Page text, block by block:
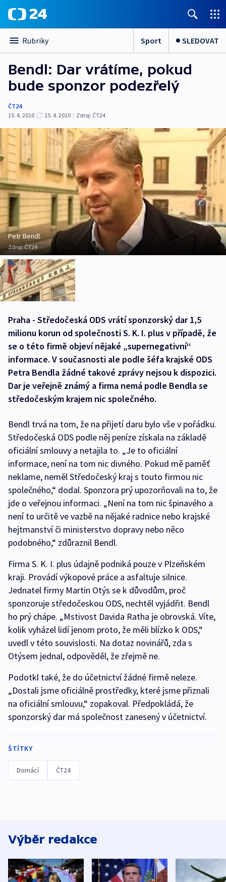
Rubriky Sport SLEDOVAT
Bendl: Dar vrátíme, pokud
bude sponzor podezřelý
ČT24
15. 4. 2010
15. 4. 2010 | Zdroj: ČT24
Petr Bendl
Zdroj:ČT24
Praha - Středočeská ODS vrátí sponzorský dar 1,5
milionu korun od společnosti S. K. I. plus v případě, že
se o této firmě objeví nějaké „supernegativní“
informace. V současnosti ale podle šéfa krajské ODS
Petra Bendla žádné takové zprávy nejsou k dispozici.
Dar je veřejně známý a firma nemá podle Bendla se
středočeským krajem nic společného.
Bendl trvá na tom, že na přijetí daru bylo vše v pořádku.
Středočeská ODS podle něj peníze získala na základě
oficiální smlouvy a netajila to. „Je to oficiální
informace, není na tom nic divného. Pokud mě paměť
neklame, neměl Středočeský kraj s touto firmou nic
společného,“ dodal. Sponzora prý upozorňovali na to, že
jde o veřejnou informaci. „Není na tom nic špinavého a
není to určitě ve vazbě na nějaké radnice nebo krajské
hejtmanství či ministerstvo dopravy nebo něco
podobného,“ zdůraznil Bendl.
Firma S. K. I. plus údajně podniká pouze v Plzeňském
kraji. Provádí výkopové práce a asfaltuje silnice.
Jednatel firmy Martin Otýs se k důvodům, proč
sponzoruje středočeskou ODS, nechtěl vyjádřit. Bendl
ho prý chápe. „Mstivost Davida Ratha je obrovská. Víte,
kolik vyházel lidí jenom proto, že měli blízko k ODS,“
uvedl v této souvislosti. Na dotaz novinářů, zda s
Otýsem jednal, odpověděl, že zřejmě ne.
Podotkl také, že do účetnictví žádné firmě neleze.
„Dostali jsme oficiálně prostředky, které jsme přiznali
na oficiální smlouvu,“ zopakoval. Předpokládá, že
sponzorský dar má společnost zanesený v účetnictví.
ŠTÍTKY
Domácí ČT24
Výběr redakce